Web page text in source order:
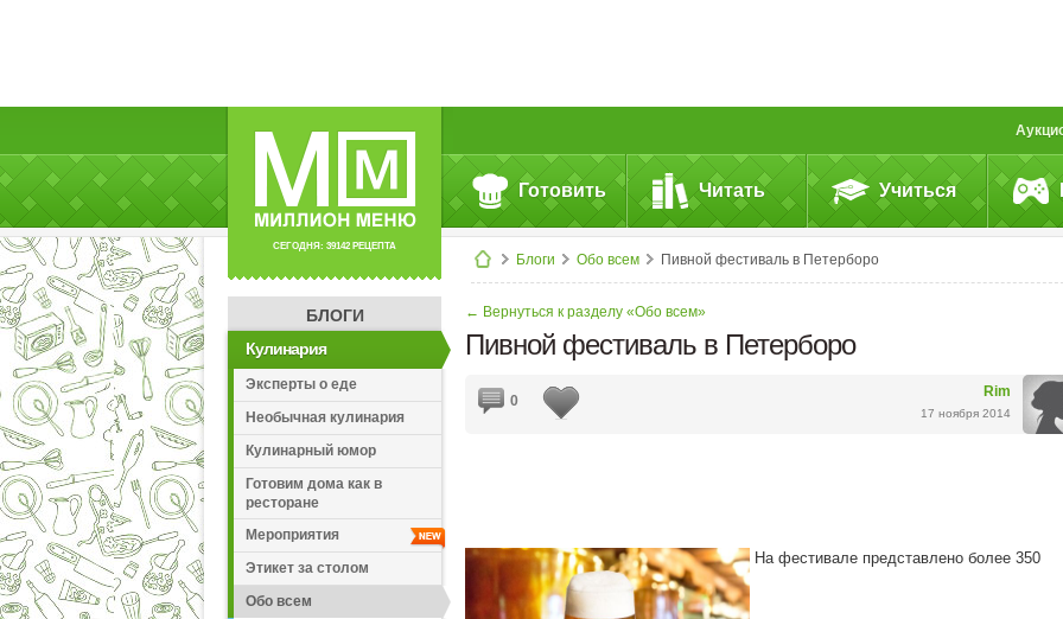
СЕГОДНЯ: 39142 РЕЦЕПТА
Готовить Читать Учиться
Блоги Обо всем Пивной фестиваль в Петерборо
БЛОГИ
Кулинария
Эксперты о еде
Необычная кулинария
Кулинарный юмор
Готовим дома как в
ресторане
Мероприятия
Этикет за столом
Обо всем
← Вернуться к разделу «Обо всем»
Пивной фестиваль в Петерборо
Rim
17 ноября 2014
0
На фестивале представлено более 350